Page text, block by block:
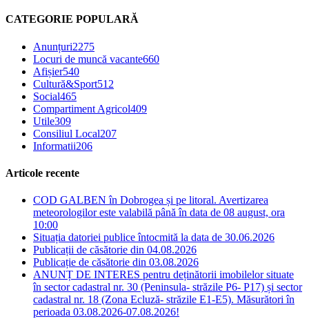
CATEGORIE POPULARĂ
Anunțuri2275
Locuri de muncă vacante660
Afișier540
Cultură&Sport512
Social465
Compartiment Agricol409
Utile309
Consiliul Local207
Informatii206
Articole recente
COD GALBEN în Dobrogea și pe litoral. Avertizarea
meteorologilor este valabilă până în data de 08 august, ora
10:00
Situația datoriei publice întocmită la data de 30.06.2026
Publicații de căsătorie din 04.08.2026
Publicație de căsătorie din 03.08.2026
ANUNȚ DE INTERES pentru deținătorii imobilelor situate
în sector cadastral nr. 30 (Peninsula- străzile P6- P17) și sector
cadastral nr. 18 (Zona Ecluză- străzile E1-E5). Măsurători în
perioada 03.08.2026-07.08.2026!